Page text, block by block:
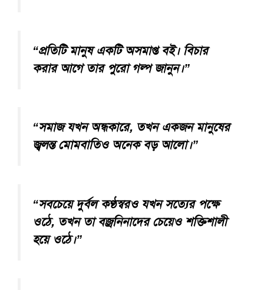
“প্রতিটি মানুষ একটি অসমাপ্ত বই। বিচার
করার আগে তার পুরো গল্প জানুন।”
“সমাজ যখন অন্ধকারে, তখন একজন মানুষের
জ্বলন্ত মোমবাতিও অনেক বড় আলো।”
“সবচেয়ে দুর্বল কণ্ঠস্বরও যখন সত্যের পক্ষে
ওঠে, তখন তা বজ্রনিনাদের চেয়েও শক্তিশালী
হয়ে ওঠে।”